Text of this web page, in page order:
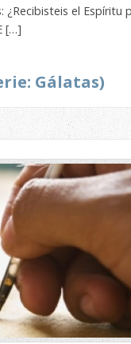
el Espíritu
[…]
Gálatas)